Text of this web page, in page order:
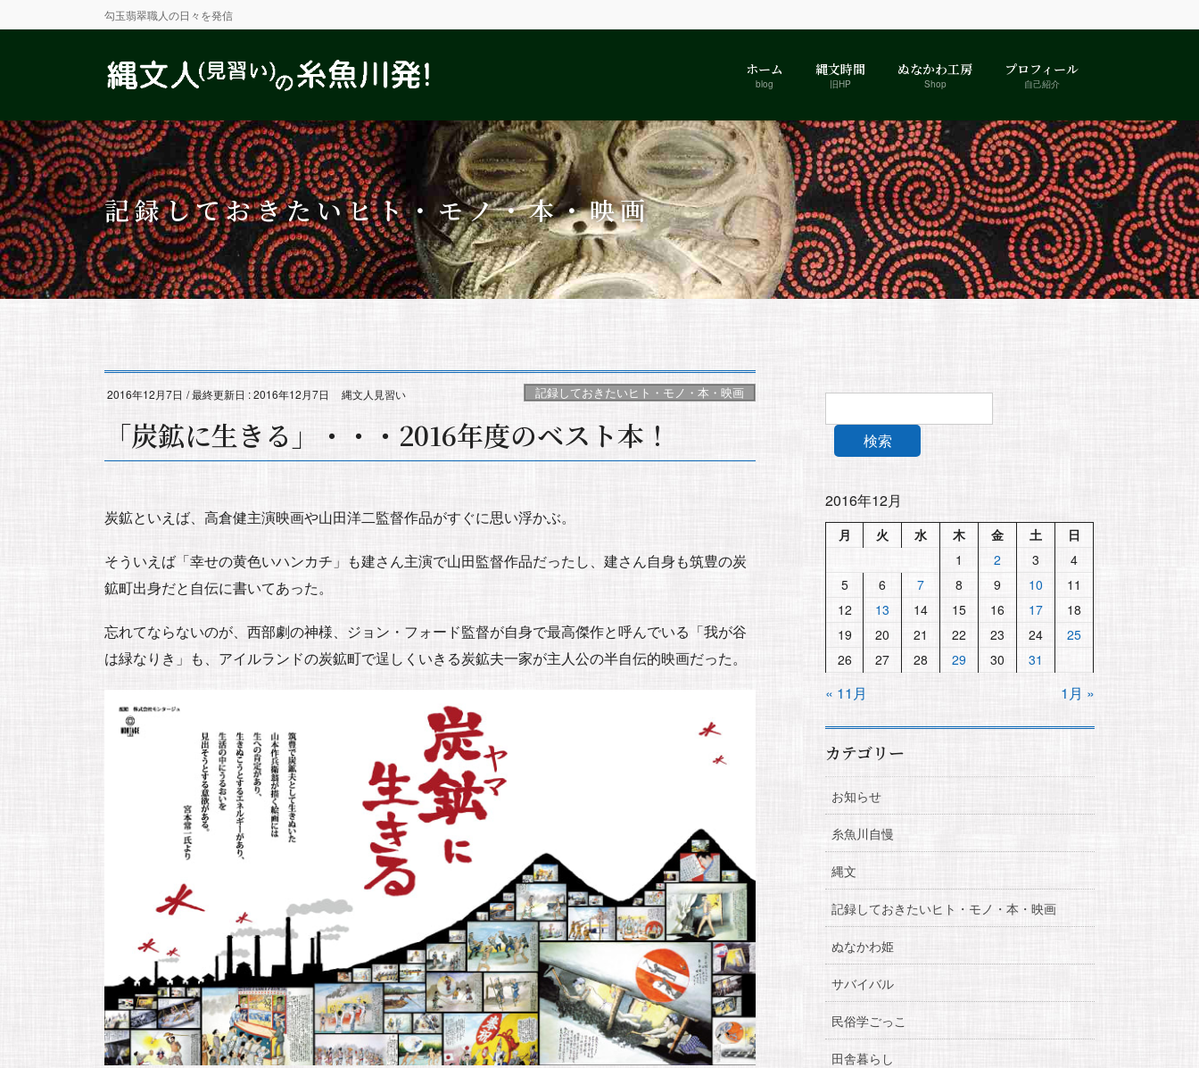
勾玉翡翠職人の日々を発信
ホーム
blog
縄文時間
旧HP
ぬなかわ工房
Shop
プロフィール
自己紹介
記録しておきたいヒト・モノ・本・映画
2016年12月7日 / 最終更新日 :2016年12月7日 縄文人見習い 記録しておきたいヒト・モノ・本・映画
「炭鉱に生きる」・・・2016年度のベスト本！
炭鉱といえば、高倉健主演映画や山田洋二監督作品がすぐに思い浮かぶ。
そういえば「幸せの黄色いハンカチ」も建さん主演で山田監督作品だったし、建さん自身も筑豊の炭
鉱町出身だと自伝に書いてあった。
忘れてならないのが、西部劇の神様、ジョン・フォード監督が自身で最高傑作と呼んでいる「我が谷
は緑なりき」も、アイルランドの炭鉱町で逞しくいきる炭鉱夫一家が主人公の半自伝的映画だった。
検索
2016年12月
月 火 水 木 金 土
日
1
2 3
4
5
6 7 8 9 10
11
12
13 14 15 16 17
18
19
20 21 22 23 24
25
26
27 28 29 30 31
« 11月 1月 »
カテゴリー
お知らせ
糸魚川自慢
縄文
記録しておきたいヒト・モノ・本・映画
ぬなかわ姫
サバイバル
民俗学ごっこ
田舎暮らし